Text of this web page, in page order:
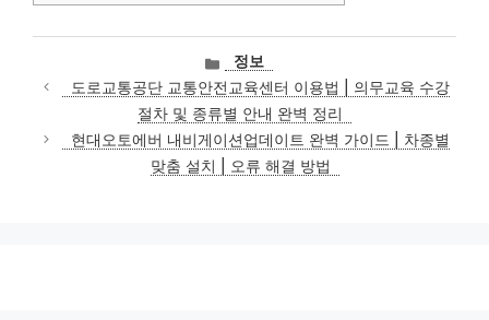
카
테
고
리
정보
도로교통공단 교통안전교육센터 이용법 | 의무교육 수강
절차 및 종류별 안내 완벽 정리
현대오토에버 내비게이션업데이트 완벽 가이드 | 차종별
맞춤 설치 | 오류 해결 방법